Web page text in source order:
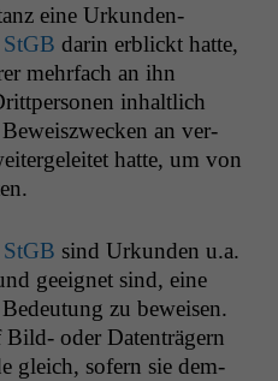
eine Urkun­den­
darin erblickt hat­te,
mehrfach an ihn
inhaltlich
an ver­
hat­te, um von
sind Urkun­den u.a.
geeignet sind, eine
zu beweisen.
oder Daten­trägern
gle­ich, sofern sie dem­